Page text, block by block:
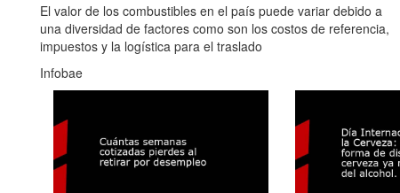
El valor de los combustibles en el país puede variar debido a
una diversidad de factores como son los costos de referencia,
impuestos y la logística para el traslado
Infobae